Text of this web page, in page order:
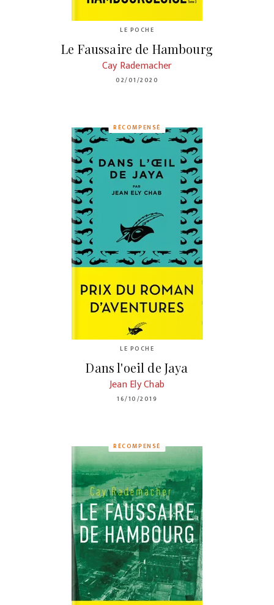
LE POCHE
Le Faussaire de Hambourg
Cay Rademacher
02/01/2020
RÉCOMPENSÉ
LE POCHE
Dans l'oeil de Jaya
Jean Ely Chab
16/10/2019
RÉCOMPENSÉ